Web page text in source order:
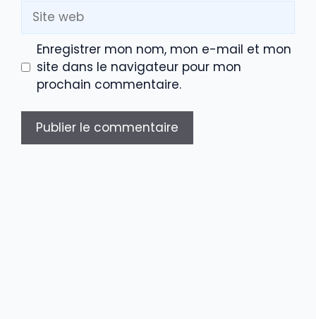
Site
web
Enregistrer mon nom, mon e-mail et mon
site dans le navigateur pour mon
prochain commentaire.